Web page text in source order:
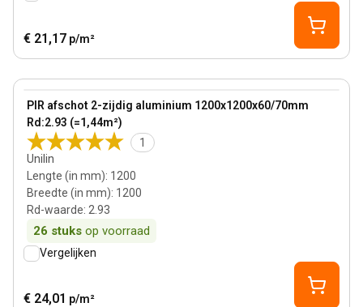
€ 21,17 p/m²
PIR afschot 2-zijdig aluminium 1200x1200x60/70mm
Rd:2.93 (=1,44m²)
1
Unilin
Lengte (in mm): 1200
Breedte (in mm): 1200
Rd-waarde: 2.93
26 stuks op voorraad
View product
Vergelijken
€ 24,01 p/m²